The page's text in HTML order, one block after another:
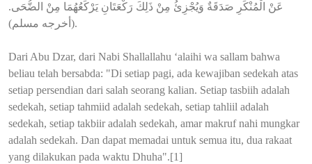
عَنْ الْمُنْكَرِ صَدَقَةٌ وَيُجْزِئُ مِنْ ذَلِكَ رَكْعَتَانِ يَرْكَعُهُمَا مِنْ الضُّحَى.
(أخرجه مسلم).
Dari Abu Dzar, dari Nabi Shallallahu ‘alaihi wa sallam bahwa
beliau telah bersabda: "Di setiap pagi, ada kewajiban sedekah atas
setiap persendian dari salah seorang kalian. Setiap tasbiih adalah
sedekah, setiap tahmiid adalah sedekah, setiap tahliil adalah
sedekah, setiap takbiir adalah sedekah, amar makruf nahi mungkar
adalah sedekah. Dan dapat memadai untuk semua itu, dua rakaat
yang dilakukan pada waktu Dhuha".[1]